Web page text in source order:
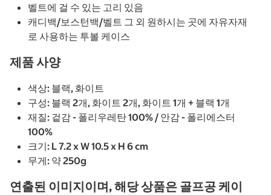
벨트에 걸 수 있는 고리 있음
캐디백/보스턴백/벨트 그 외 원하시는 곳에 자유자재
로 사용하는 투볼 케이스
제품 사양
색상: 블랙, 화이트
구성: 블랙 2개, 화이트 2개, 화이트 1개 + 블랙 1개
재질: 겉감 - 폴리우레탄 100% / 안감 - 폴리에스터
100%
크기: L 7.2 x W 10.5 x H 6 cm
무게: 약 250g
연출된 이미지이며, 해당 상품은 골프공 케이